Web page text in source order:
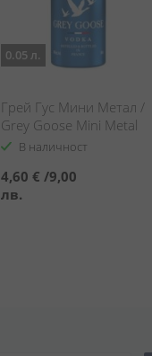
0.05 л.
Грей Гус Мини Метал /
Grey Goose Mini Metal
В наличност
4,60 € /9,00
лв.